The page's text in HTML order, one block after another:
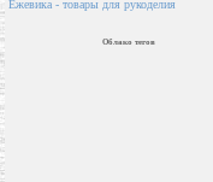
Ежевика - товары для рукоделия
Облако тегов